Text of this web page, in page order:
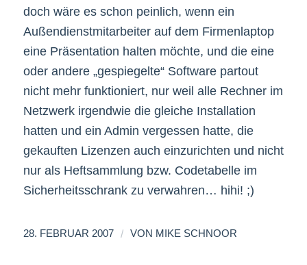
doch wäre es schon peinlich, wenn ein
Außendienstmitarbeiter auf dem Firmenlaptop
eine Präsentation halten möchte, und die eine
oder andere „gespiegelte“ Software partout
nicht mehr funktioniert, nur weil alle Rechner im
Netzwerk irgendwie die gleiche Installation
hatten und ein Admin vergessen hatte, die
gekauften Lizenzen auch einzurichten und nicht
nur als Heftsammlung bzw. Codetabelle im
Sicherheitsschrank zu verwahren… hihi! ;)
28. FEBRUAR 2007 / VON MIKE SCHNOOR